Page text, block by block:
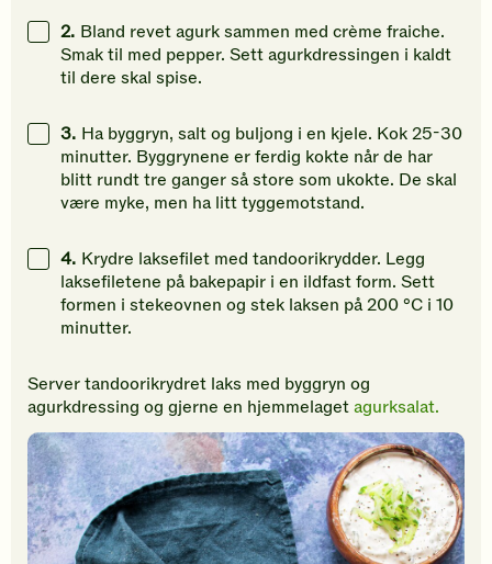
2. Bland revet agurk sammen med crème fraiche.
Smak til med pepper. Sett agurkdressingen i kaldt
til dere skal spise.
3. Ha byggryn, salt og buljong i en kjele. Kok 25-30
minutter. Byggrynene er ferdig kokte når de har
blitt rundt tre ganger så store som ukokte. De skal
være myke, men ha litt tyggemotstand.
4. Krydre laksefilet med tandoorikrydder. Legg
laksefiletene på bakepapir i en ildfast form. Sett
formen i stekeovnen og stek laksen på 200 °C i 10
minutter.
Server tandoorikrydret laks med byggryn og
agurkdressing og gjerne en hjemmelagetagurksalat.